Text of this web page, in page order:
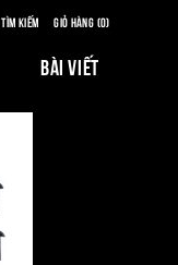
Tìm kiếm Giỏ hàng (0)
BÀI VIẾT